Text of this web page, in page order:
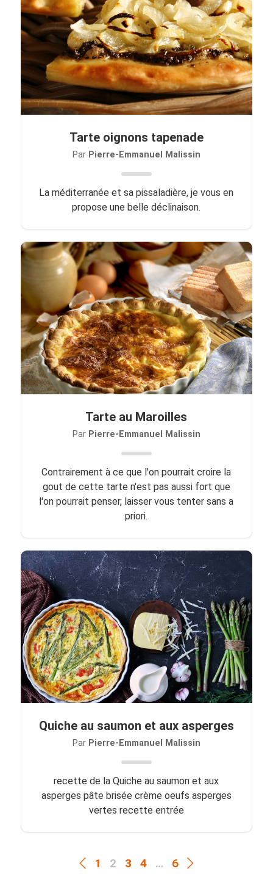
Tarte oignons tapenade
Par Pierre-Emmanuel Malissin
La méditerranée et sa pissaladière, je vous en
propose une belle déclinaison.
Tarte au Maroilles
Par Pierre-Emmanuel Malissin
Contrairement à ce que l'on pourrait croire la
gout de cette tarte n'est pas aussi fort que
l'on pourrait penser, laisser vous tenter sans a
priori.
Quiche au saumon et aux asperges
Par Pierre-Emmanuel Malissin
recette de la Quiche au saumon et aux
asperges pâte brisée crème oeufs asperges
vertes recette entrée
1 2 3 4 … 6